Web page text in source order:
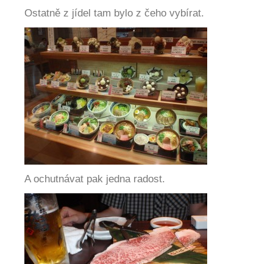
Ostatně z jídel tam bylo z čeho vybírat.
A ochutnávat pak jedna radost.